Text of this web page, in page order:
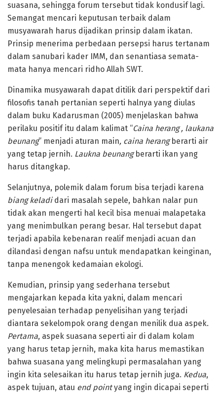
suasana, sehingga forum tersebut tidak kondusif lagi.
Semangat mencari keputusan terbaik dalam
musyawarah harus dijadikan prinsip dalam ikatan.
Prinsip menerima perbedaan persepsi harus tertanam
dalam sanubari kader IMM, dan senantiasa semata-
mata hanya mencari ridho Allah SWT.
Dinamika musyawarah dapat ditilik dari perspektif dari
filosofis tanah pertanian seperti halnya yang diulas
dalam buku Kadarusman (2005) menjelaskan bahwa
perilaku positif itu dalam kalimat “Caina herang , laukana
beunang” menjadi aturan main, caina herangberarti air
yang tetap jernih. Laukna beunang berarti ikan yang
harus ditangkap.
Selanjutnya, polemik dalam forum bisa terjadi karena
biang keladi dari masalah sepele, bahkan nalar pun
tidak akan mengerti hal kecil bisa menuai malapetaka
yang menimbulkan perang besar. Hal tersebut dapat
terjadi apabila kebenaran realif menjadi acuan dan
dilandasi dengan nafsu untuk mendapatkan keinginan,
tanpa menengok kedamaian ekologi.
Kemudian, prinsip yang sederhana tersebut
mengajarkan kepada kita yakni, dalam mencari
penyelesaian terhadap penyelisihan yang terjadi
diantara sekelompok orang dengan menilik dua aspek.
Pertama, aspek suasana seperti air di dalam kolam
yang harus tetap jernih, maka kita harus memastikan
bahwa suasana yang melingkupi permasalahan yang
ingin kita selesaikan itu harus tetap jernih juga. Kedua,
aspek tujuan, atau end pointyang ingin dicapai seperti